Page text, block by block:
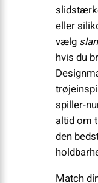
eller
vælg
hvis du
spiller-
altid om
den
Match